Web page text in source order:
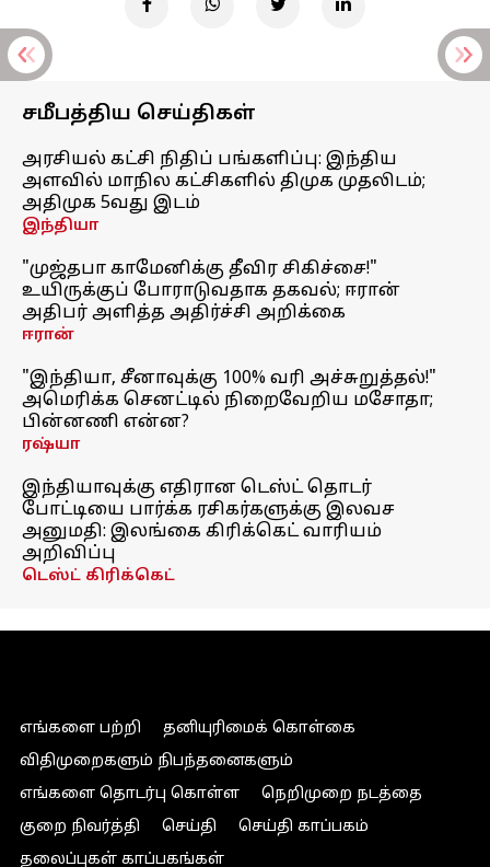
சமீபத்திய செய்திகள்
அரசியல் கட்சி நிதிப் பங்களிப்பு: இந்திய
அளவில் மாநில கட்சிகளில் திமுக முதலிடம்;
அதிமுக 5வது இடம்
இந்தியா
"முஜ்தபா காமேனிக்கு தீவிர சிகிச்சை!"
உயிருக்குப் போராடுவதாக தகவல்; ஈரான்
அதிபர் அளித்த அதிர்ச்சி அறிக்கை
ஈரான்
"இந்தியா, சீனாவுக்கு 100% வரி அச்சுறுத்தல்!"
அமெரிக்க செனட்டில் நிறைவேறிய மசோதா;
பின்னணி என்ன?
ரஷ்யா
இந்தியாவுக்கு எதிரான டெஸ்ட் தொடர்
போட்டியை பார்க்க ரசிகர்களுக்கு இலவச
அனுமதி: இலங்கை கிரிக்கெட் வாரியம்
அறிவிப்பு
டெஸ்ட் கிரிக்கெட்
எங்களை பற்றி
தனியுரிமைக் கொள்கை
விதிமுறைகளும் நிபந்தனைகளும்
எங்களை தொடர்பு கொள்ள
நெறிமுறை நடத்தை
குறை நிவர்த்தி
செய்தி
செய்தி காப்பகம்
தலைப்புகள் காப்பகங்கள்